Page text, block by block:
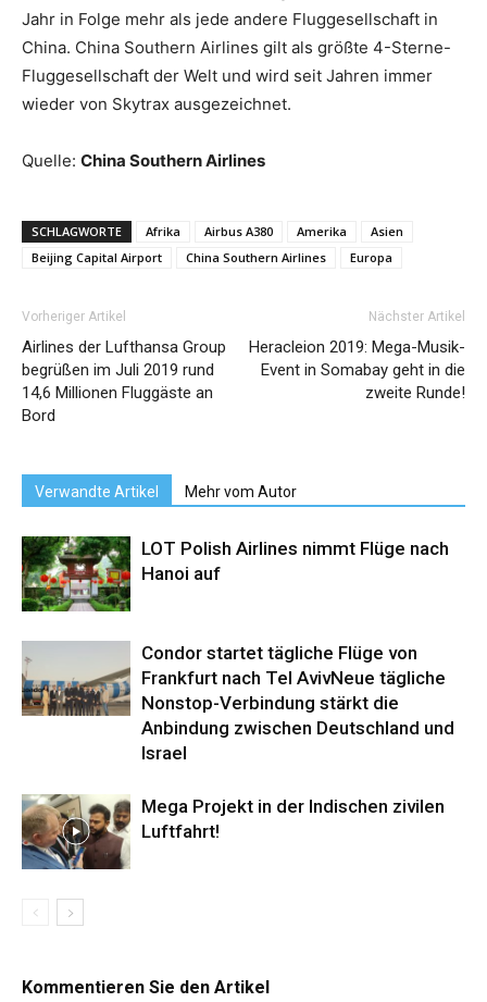
Jahr in Folge mehr als jede andere Fluggesellschaft in
China. China Southern Airlines gilt als größte 4-Sterne-
Fluggesellschaft der Welt und wird seit Jahren immer
wieder von Skytrax ausgezeichnet.
Quelle: China Southern Airlines
SCHLAGWORTE Afrika Airbus A380 Amerika
Asien
Beijing Capital Airport
China Southern Airlines Europa
Vorheriger Artikel
Airlines der Lufthansa Group
begrüßen im Juli 2019 rund
14,6 Millionen Fluggäste an
Bord
Nächster Artikel
Heracleion 2019: Mega-Musik-
Event in Somabay geht in die
zweite Runde!
Verwandte Artikel Mehr vom Autor
LOT Polish Airlines nimmt Flüge nach
Hanoi auf
Condor startet tägliche Flüge von
Frankfurt nach Tel AvivNeue tägliche
Nonstop-Verbindung stärkt die
Anbindung zwischen Deutschland und
Israel
Mega Projekt in der Indischen zivilen
Luftfahrt!
Kommentieren Sie den Artikel